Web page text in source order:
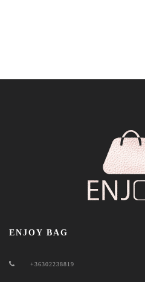
ENJOY BAG
+36302238819